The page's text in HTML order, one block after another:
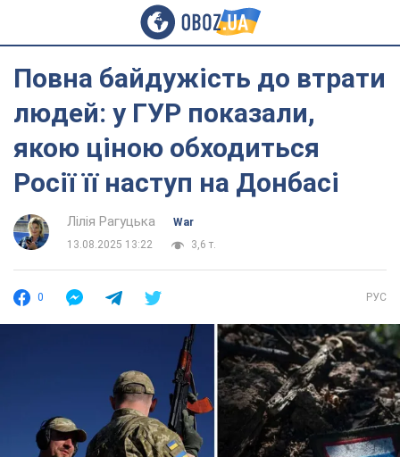
Повна байдужість до втрати
людей: у ГУР показали,
якою ціною обходиться
Росії її наступ на Донбасі
Лілія Рагуцька
War
13.08.2025 13:22
3,6 т.
0 РУС